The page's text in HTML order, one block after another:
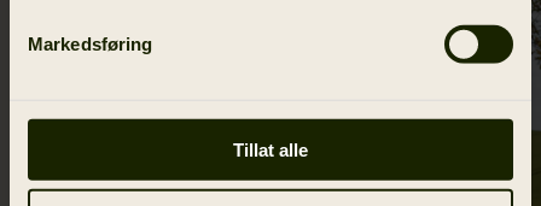
Markedsføring
Tillat alle